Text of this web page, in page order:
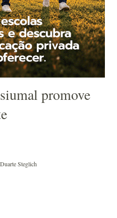
promove
Steglich